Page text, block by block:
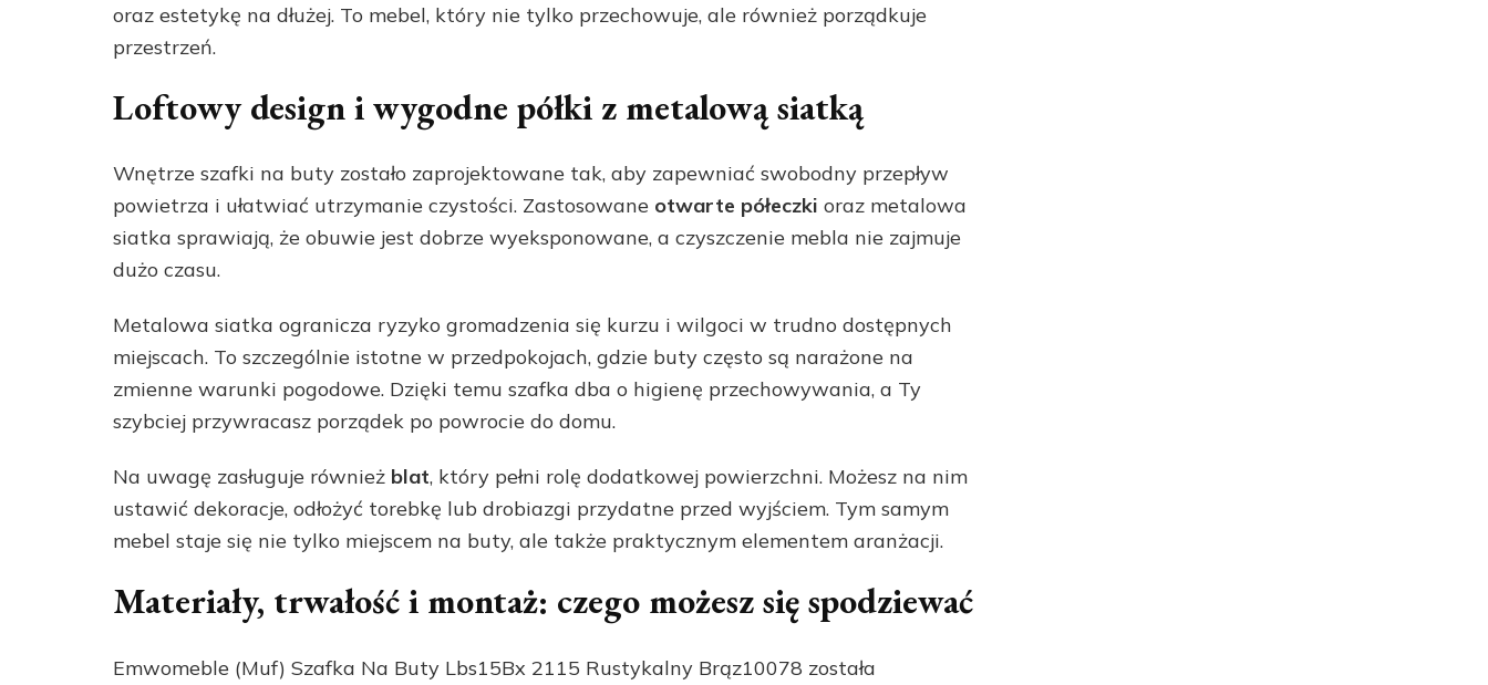
oraz estetykę na dłużej. To mebel, który nie tylko przechowuje, ale również porządkuje
przestrzeń.
Loftowy design i wygodne półki z metalową siatką
Wnętrze szafki na buty zostało zaprojektowane tak, aby zapewniać swobodny przepływ
powietrza i ułatwiać utrzymanie czystości. Zastosowane otwarte półeczki oraz metalowa
siatka sprawiają, że obuwie jest dobrze wyeksponowane, a czyszczenie mebla nie zajmuje
dużo czasu.
Metalowa siatka ogranicza ryzyko gromadzenia się kurzu i wilgoci w trudno dostępnych
miejscach. To szczególnie istotne w przedpokojach, gdzie buty często są narażone na
zmienne warunki pogodowe. Dzięki temu szafka dba o higienę przechowywania, a Ty
szybciej przywracasz porządek po powrocie do domu.
Na uwagę zasługuje również blat, który pełni rolę dodatkowej powierzchni. Możesz na nim
ustawić dekoracje, odłożyć torebkę lub drobiazgi przydatne przed wyjściem. Tym samym
mebel staje się nie tylko miejscem na buty, ale także praktycznym elementem aranżacji.
Materiały, trwałość i montaż: czego możesz się spodziewać
Emwomeble (Muf) Szafka Na Buty Lbs15Bx 2115 Rustykalny Brąz10078 została